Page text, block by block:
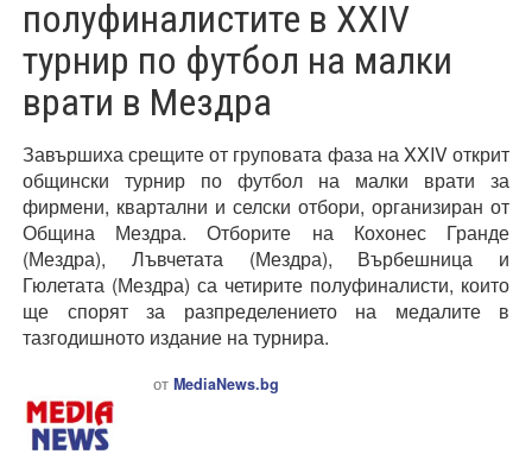
полуфиналистите в XXIV
турнир по футбол на малки
врати в Мездра
Завършиха срещите от груповата фаза на XXIV открит
общински турнир по футбол на малки врати за
фирмени, квартални и селски отбори, организиран от
Община Мездра. Отборите на Кохонес Гранде
(Мездра), Лъвчетата (Мездра), Върбешница и
Гюлетата (Мездра) са четирите полуфиналисти, които
ще спорят за разпределението на медалите в
тазгодишното издание на турнира.
от MediaNews.bg